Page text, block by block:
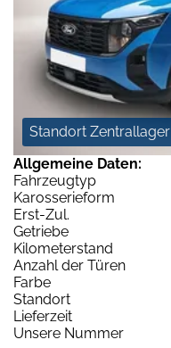
Standort Zentrallager
Allgemeine Daten:
Fahrzeugtyp
Karosserieform
Erst-Zul.
Getriebe
Kilometerstand
Anzahl der Türen
Farbe
Standort
Lieferzeit
Unsere Nummer